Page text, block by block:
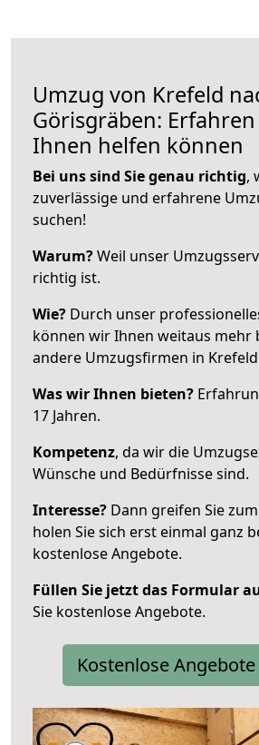
Umzug von Krefeld
Görisgräben:
Ihnen helfen können
Bei uns sind Sie genau richtig,
zuverlässige und erfahrene
suchen!
Warum?Weil unser
richtig ist.
Wie? Durch unser
können wir Ihnen weitaus mehr
andere Umzugsfirmen in
Was wir Ihnen bieten?
17 Jahren.
Kompetenz, da wir die
Wünsche und Bedürfnisse sind.
Interesse? Dann greifen Sie
holen Sie sich erst einmal ganz
kostenlose Angebote.
Füllen Sie jetzt das Formular
Sie kostenlose Angebote.
Kostenlose